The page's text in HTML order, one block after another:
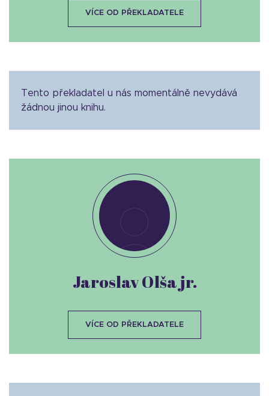
Tento překladatel u nás momentálně nevydává
žádnou jinou knihu.
VÍCE OD PŘEKLADATELE
Jaroslav Olša jr.
VÍCE OD PŘEKLADATELE